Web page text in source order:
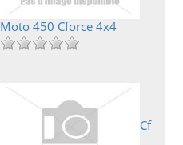
Moto 450 Cforce 4x4
Cf